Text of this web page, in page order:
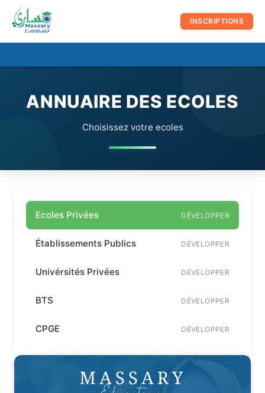
contenu
INSCRIPTIONS
ANNUAIRE DES ECOLES
Choisissez votre ecoles
Ecoles Privées DÉVELOPPER
Établissements Publics DÉVELOPPER
Univérsités Privées DÉVELOPPER
BTS DÉVELOPPER
CPGE DÉVELOPPER